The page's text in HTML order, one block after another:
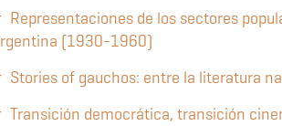
Representaciones de los sectores
(1930-1960)
Stories of gauchos: entre la literatura
Transición democrática, transición